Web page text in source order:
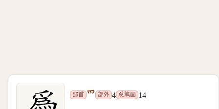
部首 爫 部外 4 总笔画 14